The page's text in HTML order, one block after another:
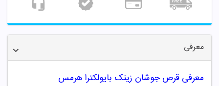
معرفی
معرفی قرص جوشان زینک بایولکترا هرمس